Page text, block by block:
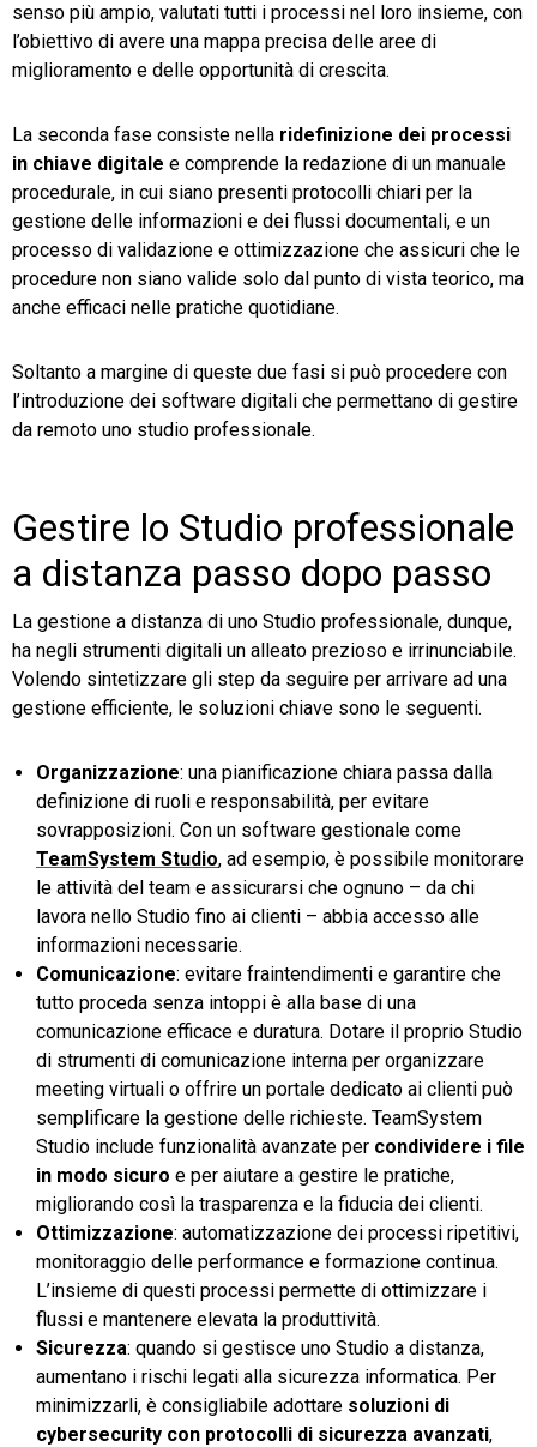
senso più ampio, valutati tutti i processi nel loro insieme, con
l’obiettivo di avere una mappa precisa delle aree di
miglioramento e delle opportunità di crescita.
La seconda fase consiste nella ridefinizione dei processi
in chiave digitale e comprende la redazione di un manuale
procedurale, in cui siano presenti protocolli chiari per la
gestione delle informazioni e dei flussi documentali, e un
processo di validazione e ottimizzazione che assicuri che le
procedure non siano valide solo dal punto di vista teorico, ma
anche efficaci nelle pratiche quotidiane.
Soltanto a margine di queste due fasi si può procedere con
l’introduzione dei software digitali che permettano di gestire
da remoto uno studio professionale.
Gestire lo Studio professionale
a distanza passo dopo passo
La gestione a distanza di uno Studio professionale, dunque,
ha negli strumenti digitali un alleato prezioso e irrinunciabile.
Volendo sintetizzare gli step da seguire per arrivare ad una
gestione efficiente, le soluzioni chiave sono le seguenti.
Organizzazione: una pianificazione chiara passa dalla
definizione di ruoli e responsabilità, per evitare
sovrapposizioni. Con un software gestionale come
TeamSystem Studio, ad esempio, è possibile monitorare
le attività del team e assicurarsi che ognuno – da chi
lavora nello Studio fino ai clienti – abbia accesso alle
informazioni necessarie.
Comunicazione: evitare fraintendimenti e garantire che
tutto proceda senza intoppi è alla base di una
comunicazione efficace e duratura. Dotare il proprio Studio
di strumenti di comunicazione interna per organizzare
meeting virtuali o offrire un portale dedicato ai clienti può
semplificare la gestione delle richieste. TeamSystem
Studio include funzionalità avanzate per condividere i file
in modo sicuro e per aiutare a gestire le pratiche,
migliorando così la trasparenza e la fiducia dei clienti.
Ottimizzazione: automatizzazione dei processi ripetitivi,
monitoraggio delle performance e formazione continua.
L’insieme di questi processi permette di ottimizzare i
flussi e mantenere elevata la produttività.
Sicurezza: quando si gestisce uno Studio a distanza,
aumentano i rischi legati alla sicurezza informatica. Per
minimizzarli, è consigliabile adottare soluzioni di
cybersecurity con protocolli di sicurezza avanzati,